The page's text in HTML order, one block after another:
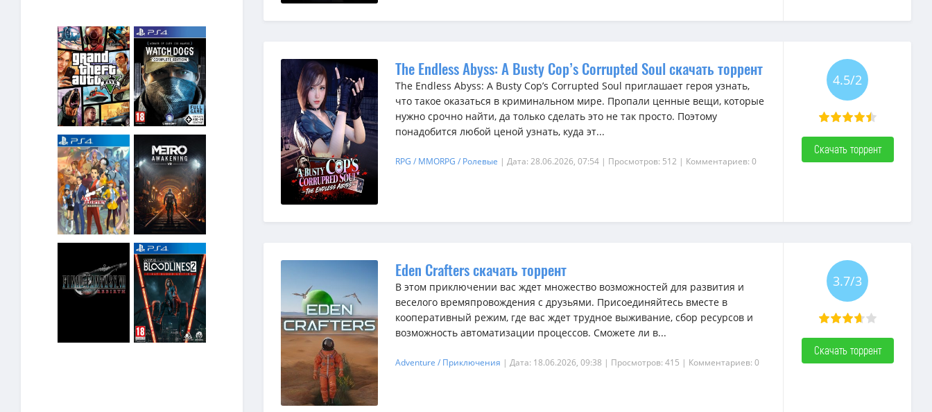
The Endless Abyss: A Busty Cop’s Corrupted Soul скачать торрент
The Endless Abyss: A Busty Cop’s Corrupted Soul приглашает героя узнать,
что такое оказаться в криминальном мире. Пропали ценные вещи, которые
нужно срочно найти, да только сделать это не так просто. Поэтому
понадобится любой ценой узнать, куда эт...
RPG / MMORPG / Ролевые | Дата: 28.06.2026, 07:54 | Просмотров: 512 | Комментариев: 0
4.5/2
Скачать торрент
Eden Crafters скачать торрент
В этом приключении вас ждет множество возможностей для развития и
веселого времяпровождения с друзьями. Присоединяйтесь вместе в
кооперативный режим, где вас ждет трудное выживание, сбор ресурсов и
возможность автоматизации процессов. Сможете ли в...
Adventure / Приключения | Дата: 18.06.2026, 09:38 | Просмотров: 415 | Комментариев: 0
3.7/3
Скачать торрент